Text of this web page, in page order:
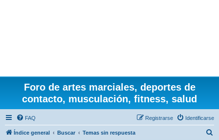
Foro de artes marciales, deportes de
contacto, musculación, fitness, salud
FAQ Identificarse
Registrarse
Índice general Buscar Temas sin respuesta